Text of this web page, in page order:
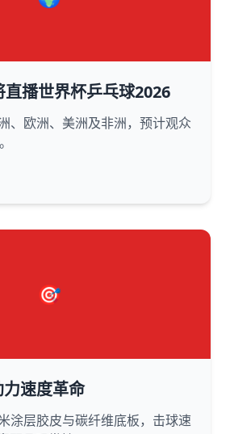
播世界杯乒乓球2026
、欧洲、美洲及非洲，预计观众
🎯
速度革命
涂层胶皮与碳纤维底板，击球速